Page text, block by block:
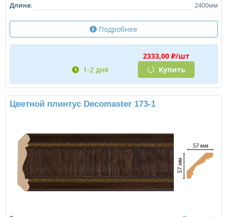
Длина:
2400мм
Подробнее
2333,00 ₽/шт
1-2 дня
Купить
Цветной плинтус Decomaster 173-1